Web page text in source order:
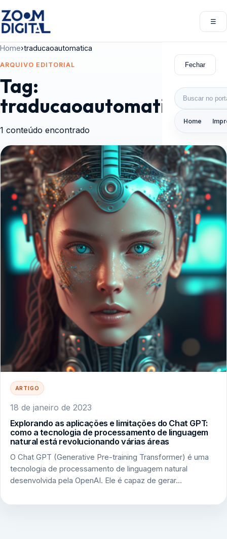
☰
Fechar
Buscar por:
Home
Home›traducaoautomatica
ARQUIVO EDITORIAL
Tag:
traducaoautomatica
1 conteúdo encontrado
ARTIGO
18 de janeiro de 2023
Explorando as aplicações e limitações do Chat GPT:
como a tecnologia de processamento de linguagem
natural está revolucionando várias áreas
O Chat GPT (Generative Pre-training Transformer) é uma
tecnologia de processamento de linguagem natural
desenvolvida pela OpenAI. Ele é capaz de gerar…